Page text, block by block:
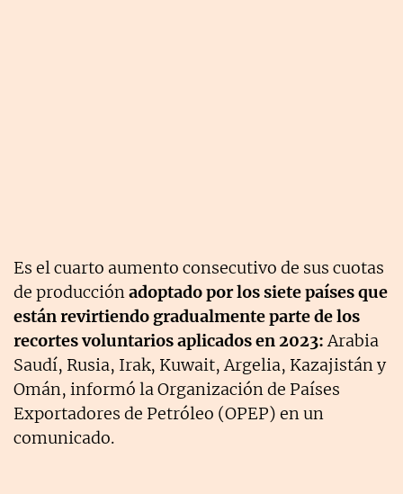
Es el cuarto aumento consecutivo de sus cuotas
de producciónadoptado por los siete países que
están revirtiendo gradualmente parte de los
recortes voluntarios aplicados en 2023:Arabia
Saudí, Rusia, Irak, Kuwait, Argelia, Kazajistán y
Omán, informó la Organización de Países
Exportadores de Petróleo (OPEP) en un
comunicado.